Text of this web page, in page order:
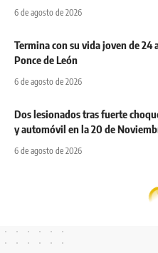
6 de agosto de 2026
Termina con su vida joven de 24
Ponce de León
6 de agosto de 2026
Dos lesionados tras fuerte
y automóvil en la 20 de
6 de agosto de 2026